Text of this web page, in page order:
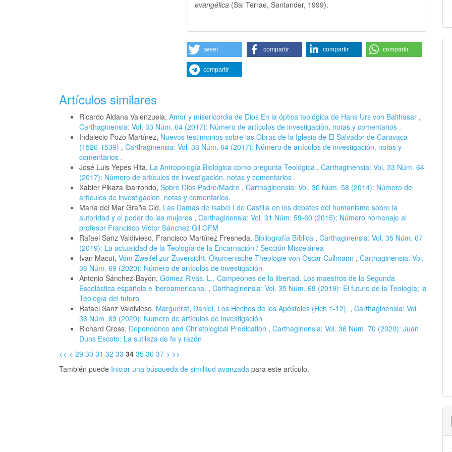
evangélica (Sal Terrae, Santander, 1999).
tweet compartir compartir compartir
compartir
Artículos similares
Ricardo Aldana Valenzuela, Amor y misericordia de Dios En la óptica teológica de Hans Urs von Balthasar ,
Carthaginensia: Vol. 33 Núm. 64 (2017): Número de artículos de investigación, notas y comentarios .
Indalecio Pozo Martínez, Nuevos testimonios sobre las Obras de la Iglesia de El Salvador de Caravaca
(1526-1539) , Carthaginensia: Vol. 33 Núm. 64 (2017): Número de artículos de investigación, notas y
comentarios .
José Luis Yepes Hita, La Antropología Biológica como pregunta Teológica , Carthaginensia: Vol. 33 Núm. 64
(2017): Número de artículos de investigación, notas y comentarios .
Xabier Pikaza Ibarrondo, Sobre Dios Padre/Madre , Carthaginensia: Vol. 30 Núm. 58 (2014): Número de
artículos de investigación, notas y comentarios.
María del Mar Graña Cid, Las Damas de Isabel I de Castilla en los debates del humanismo sobre la
autoridad y el poder de las mujeres , Carthaginensia: Vol. 31 Núm. 59-60 (2015): Número homenaje al
profesor Francisco Víctor Sánchez Gil OFM
Rafael Sanz Valdivieso, Francisco Martínez Fresneda, Bibliografía Bíblica , Carthaginensia: Vol. 35 Núm. 67
(2019): La actualidad de la Teología de la Encarnación / Sección Miscelánea
Ivan Macut, Vom Zweifel zur Zuversicht. Ökumenische Theologie von Oscar Cullmann , Carthaginensia: Vol.
36 Núm. 69 (2020): Número de artículos de investigación
Antonio Sánchez-Bayón, Gómez Rivas, L., Campeones de la libertad. Los maestros de la Segunda
Escolástica española e iberoamericana. , Carthaginensia: Vol. 35 Núm. 68 (2019): El futuro de la Teología; la
Teología del futuro
Rafael Sanz Valdivieso, Marguerat, Daniel, Los Hechos de los Apóstoles (Hch 1-12). , Carthaginensia: Vol.
36 Núm. 69 (2020): Número de artículos de investigación
Richard Cross, Dependence and Christological Predication , Carthaginensia: Vol. 36 Núm. 70 (2020): Juan
Duns Escoto: La sutileza de fe y razón
<< < 29 30 31 32 33 34 35 36 37 > >>
También puede Iniciar una búsqueda de similitud avanzada para este artículo.